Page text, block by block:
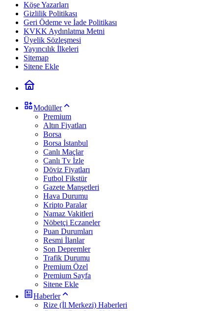
Köşe Yazarları
Gizlilik Politikası
Geri Ödeme ve İade Politikası
KVKK Aydınlatma Metni
Üyelik Sözleşmesi
Yayıncılık İlkeleri
Sitemap
Sitene Ekle
Modüller
Premium
Altın Fiyatları
Borsa
Borsa İstanbul
Canlı Maçlar
Canlı Tv İzle
Döviz Fiyatları
Futbol Fikstür
Gazete Manşetleri
Hava Durumu
Kripto Paralar
Namaz Vakitleri
Nöbetçi Eczaneler
Puan Durumları
Resmi İlanlar
Son Depremler
Trafik Durumu
Premium Özel
Premium Sayfa
Sitene Ekle
Haberler
Rize (İl Merkezi) Haberleri